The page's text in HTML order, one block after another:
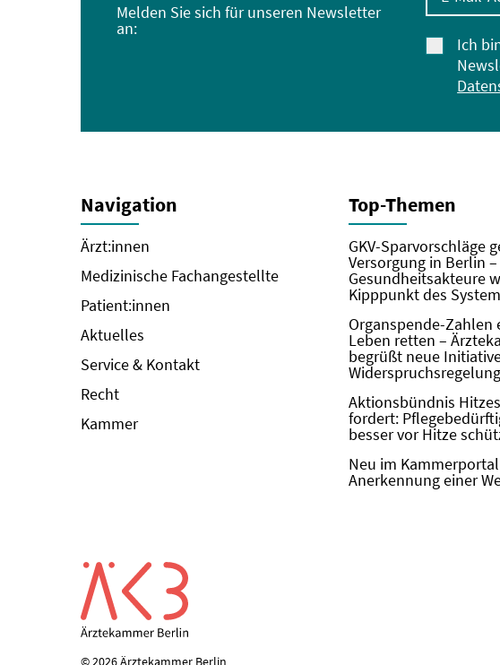
Melden Sie sich für unseren Newsletter
an:
Ich
Navigation
Ärzt:innen
Medizinische Fachangestellte
Patient:innen
Aktuelles
Service & Kontakt
Recht
Kammer
Top-Themen
GKV-Sparvorschläge
Versorgung in Berlin –
Gesundheitsakteure
Kipppunkt des
Organspende-Zahlen
Leben retten –
begrüßt neue
Widerspruchsregelung
Aktionsbündnis
fordert:
besser vor Hitze
Neu im
Anerkennung einer
© 2026 Ärztekammer Berlin